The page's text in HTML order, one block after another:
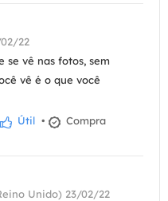
22
se vê nas fotos, sem
vê é o que você
Útil •
Compra
Unido) 23/02/22